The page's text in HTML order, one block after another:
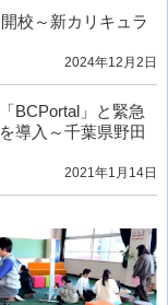
校～新カリキュラ
2024年12月2日
BCPortal」と緊急
導入～千葉県野田
2021年1月14日